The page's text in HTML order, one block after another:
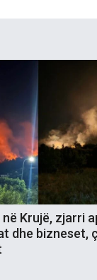
në Krujë, zjarri
dhe bizneset,